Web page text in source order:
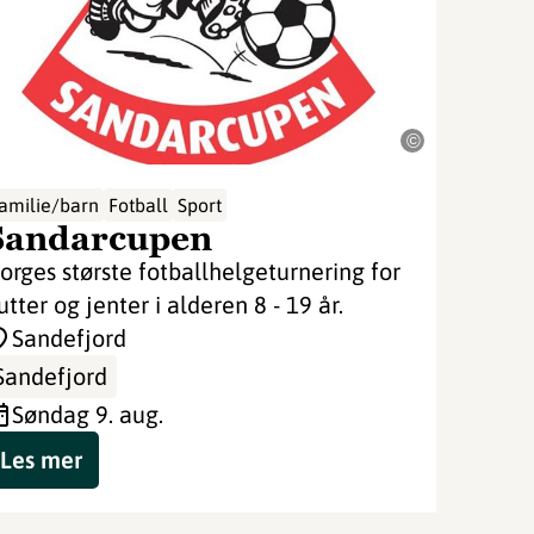
©
barn Fotball Sport
største fotballhelgeturnering for
og jenter i alderen 8 - 19 år.
Sandefjord
søndag 9. aug.
Les mer